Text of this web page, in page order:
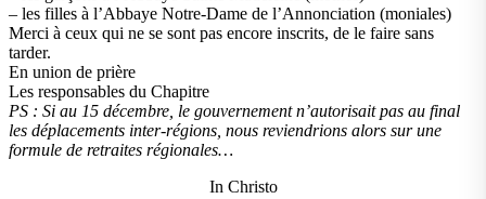
– les filles à l’Abbaye Notre-Dame de l’Annonciation (moniales)
Merci à ceux qui ne se sont pas encore inscrits, de le faire sans
tarder.
En union de prière
Les responsables du Chapitre
PS : Si au 15 décembre, le gouvernement n’autorisait pas au final
les déplacements inter-régions, nous reviendrions alors sur une
formule de retraites régionales…
In Christo